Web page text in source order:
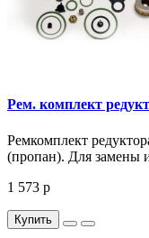
Рем. комплект
Ремкомплект
(пропан). Для замены
1 573 р
Купить